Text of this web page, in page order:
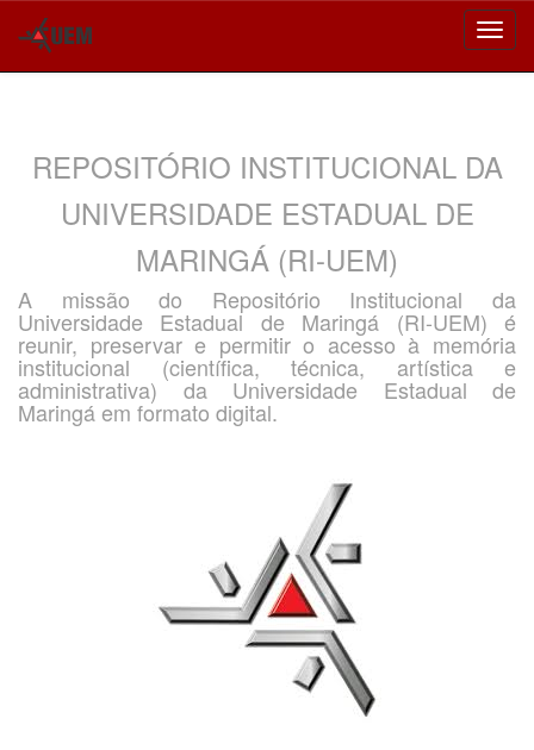
REPOSITÓRIO INSTITUCIONAL DA
UNIVERSIDADE ESTADUAL DE
MARINGÁ (RI-UEM)
A missão do Repositório Institucional da
Universidade Estadual de Maringá (RI-UEM) é
reunir, preservar e permitir o acesso à memória
institucional (científica, técnica, artística e
administrativa) da Universidade Estadual de
Maringá em formato digital.